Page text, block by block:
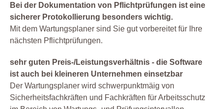
Bei der Dokumentation von Pflichtprüfungen ist eine
sicherer Protokollierung besonders wichtig.
Mit dem Wartungsplaner sind Sie gut vorbereitet für Ihre
nächsten Pflichtprüfungen.
sehr guten Preis-/Leistungsverhältnis - die Software
ist auch bei kleineren Unternehmen einsetzbar
Der Wartungsplaner wird schwerpunktmäig von
Sicherheitsfachkräften und Fachkräften für Arbeitsschutz